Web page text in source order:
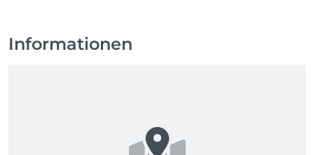
Informationen